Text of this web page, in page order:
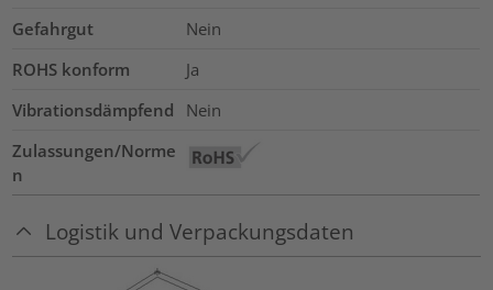
Gefahrgut
Nein
ROHS konform
Ja
Vibrationsdämpfend
Nein
Zulassungen/Norme
n
Logistik und Verpackungsdaten